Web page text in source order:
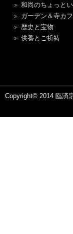
和尚のちょっと
ガーデン＆寺カ
歴史と宝物
供養とご祈祷
Copyright© 2014 臨済